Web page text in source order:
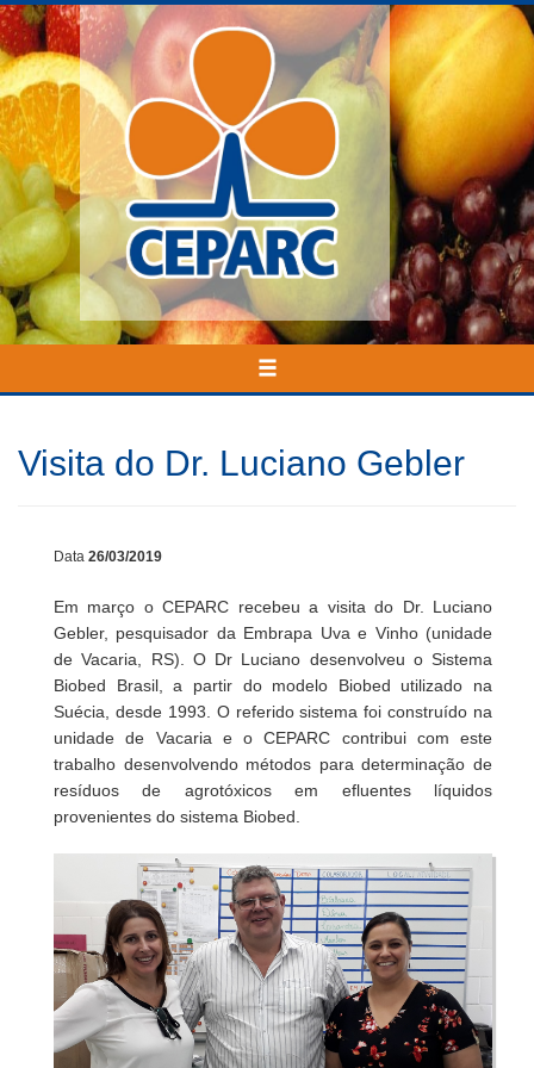
NOTÍCIAS
VALORES
POLÍTICAS
SETORES
ESTRUTURA
EQUIPAMENTOS
EQUIPE
SERVIÇOS
PROJETOS
PESQUISA
EXTENSÃO
COOPERAÇÃO
CONTATO
Visita do Dr. Luciano Gebler
Data 26/03/2019
Em março o CEPARC recebeu a visita do Dr. Luciano
Gebler, pesquisador da Embrapa Uva e Vinho (unidade
de Vacaria, RS). O Dr Luciano desenvolveu o Sistema
Biobed Brasil, a partir do modelo Biobed utilizado na
Suécia, desde 1993. O referido sistema foi construído na
unidade de Vacaria e o CEPARC contribui com este
trabalho desenvolvendo métodos para determinação de
resíduos de agrotóxicos em efluentes líquidos
provenientes do sistema Biobed.